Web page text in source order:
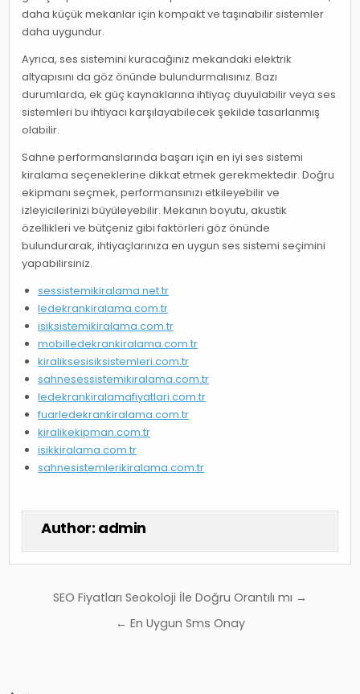
daha küçük mekanlar için kompakt ve taşınabilir sistemler
daha uygundur.
Ayrıca, ses sistemini kuracağınız mekandaki elektrik
altyapısını da göz önünde bulundurmalısınız. Bazı
durumlarda, ek güç kaynaklarına ihtiyaç duyulabilir veya ses
sistemleri bu ihtiyacı karşılayabilecek şekilde tasarlanmış
olabilir.
Sahne performanslarında başarı için en iyi ses sistemi
kiralama seçeneklerine dikkat etmek gerekmektedir. Doğru
ekipmanı seçmek, performansınızı etkileyebilir ve
izleyicilerinizi büyüleyebilir. Mekanın boyutu, akustik
özellikleri ve bütçeniz gibi faktörleri göz önünde
bulundurarak, ihtiyaçlarınıza en uygun ses sistemi seçimini
yapabilirsiniz.
sessistemikiralama.net.tr
ledekrankiralama.com.tr
isiksistemikiralama.com.tr
mobilledekrankiralama.com.tr
kiraliksesisiksistemleri.com.tr
sahnesessistemikiralama.com.tr
ledekrankiralamafiyatlari.com.tr
fuarledekrankiralama.com.tr
kiralikekipman.com.tr
isikkiralama.com.tr
sahnesistemlerikiralama.com.tr
Author: admin
Yazı
gezinmesi
SEO Fiyatları Seokoloji İle Doğru Orantılı mı →
← En Uygun Sms Onay